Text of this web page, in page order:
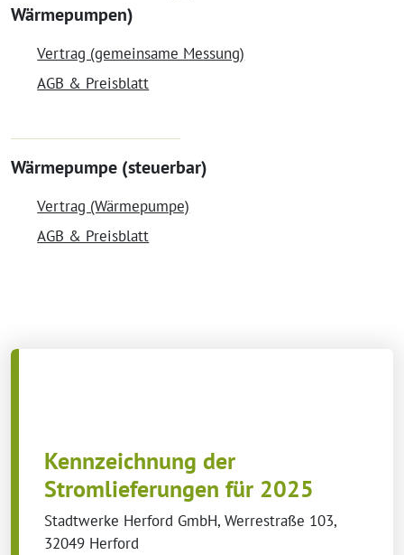
Wärmepumpen)
Vertrag (gemeinsame Messung)
AGB & Preisblatt
Wärmepumpe (steuerbar)
Vertrag (Wärmepumpe)
AGB & Preisblatt
Kennzeichnung der
Stromlieferungen für 2025
Stadtwerke Herford GmbH, Werrestraße 103,
32049 Herford